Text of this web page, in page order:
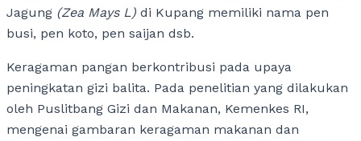
Jagung (Zea Mays L) di Kupang memiliki nama pen
busi, pen koto, pen saijan dsb.
Keragaman pangan berkontribusi pada upaya
peningkatan gizi balita. Pada penelitian yang dilakukan
oleh Puslitbang Gizi dan Makanan, Kemenkes RI,
mengenai gambaran keragaman makanan dan